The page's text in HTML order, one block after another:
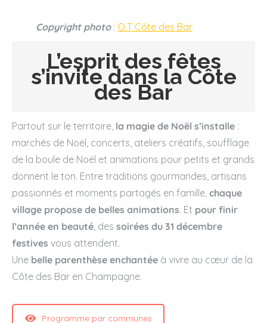
Copyright photo: O.T Côte des Bar
L’esprit des fêtes
s’invite dans la Côte
des Bar
Partout sur le territoire, la magie de Noël s’installe :
marchés de Noël, concerts, ateliers créatifs, soufflage
de la boule de Noël et animations pour petits et grands
donnent le ton. Entre traditions gourmandes, artisans
passionnés et moments partagés en famille, chaque
village propose de belles animations. Et pour finir
l’année en beauté, des soirées du 31 décembre
festives vous attendent.
Une belle parenthèse enchantée à vivre au cœur de la
Côte des Bar en Champagne.
Programme par communes